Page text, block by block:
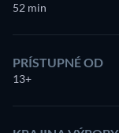
52 min
PRÍSTUPNÉ OD
13+